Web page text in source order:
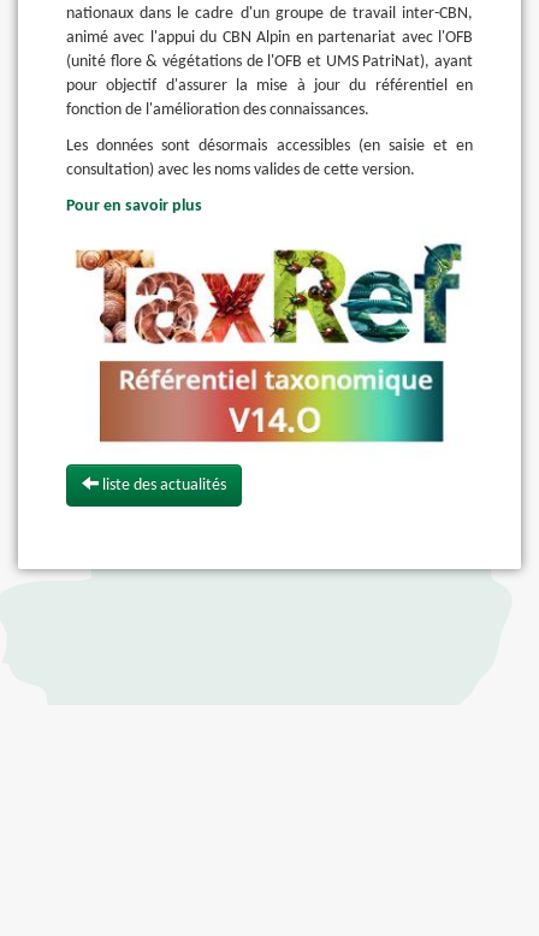
nationaux dans le cadre d'un groupe de travail inter-CBN,
animé avec l'appui du CBN Alpin en partenariat avec l'OFB
(unité flore & végétations de l'OFB et UMS PatriNat), ayant
pour objectif d'assurer la mise à jour du référentiel en
fonction de l'amélioration des connaissances.
Les données sont désormais accessibles (en saisie et en
consultation) avec les noms valides de cette version.
Pour en savoir plus
liste des actualités